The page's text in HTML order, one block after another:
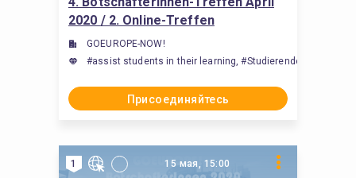
2020 / 2. Online-Treffen
GOEUROPE-NOW!
#assist students in their learning, #Studierende beim
Присоединяйтесь
1 15 мая, 15:00